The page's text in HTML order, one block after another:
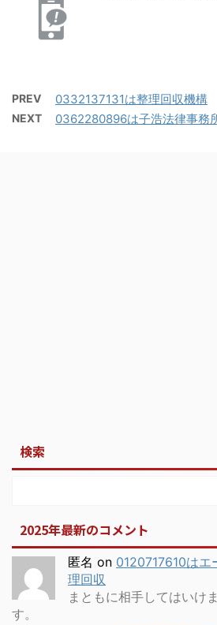
PREV 0332137131は整理回収機構
NEXT 0362280896は子浩法律事務
検索
2025年最新のコメント
匿名 on 0120717610はエ
理回収
まともに相手してはいけ
す。